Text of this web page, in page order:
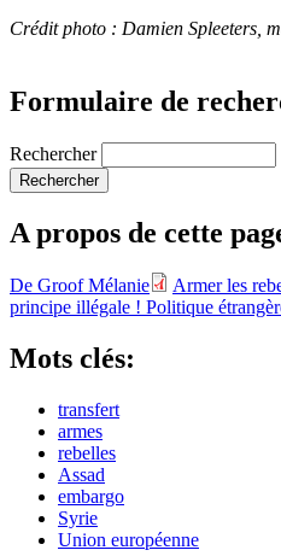
Crédit photo : Damien Spleeters,
Formulaire de
Rechercher
A propos de cette
De Groof Mélanie
Armer les
principe illégale ! Politique
Mots clés:
transfert
armes
rebelles
Assad
embargo
Syrie
Union européenne